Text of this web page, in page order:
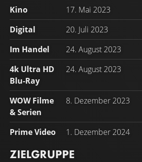
Kino
17. Mai 2023
Digital
20. Juli 2023
Im Handel
24. August 2023
4k Ultra HD
Blu-Ray
24. August 2023
WOW Filme
& Serien
8. Dezember 2023
Prime Video 1. Dezember 2024
ZIELGRUPPE